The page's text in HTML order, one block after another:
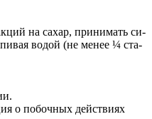
на са­хар, при­ни­мать си­
во­дой (не ме­нее ¼ ста­
о по­боч­ных действи­ях